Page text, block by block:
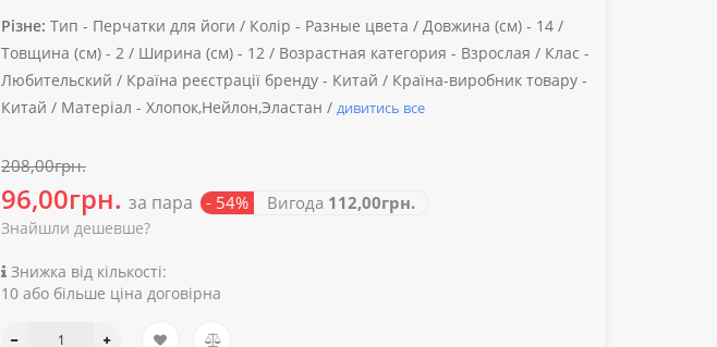
Різне: Тип - Перчатки для йоги / Колір - Разные цвета / Довжина (см) - 14 /
Товщина (см) - 2 / Ширина (см) - 12 / Возрастная категория - Взрослая / Клас -
Любительский / Країна реєстрації бренду - Китай / Країна-виробник товару -
Китай / Матеріал - Хлопок,Нейлон,Эластан / дивитись все
208,00грн.
96,00грн. за пара - 54% Вигода 112,00грн.
Знайшли дешевше?
Знижка від кількості:
10 або більше ціна договірна